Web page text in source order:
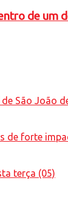
de um